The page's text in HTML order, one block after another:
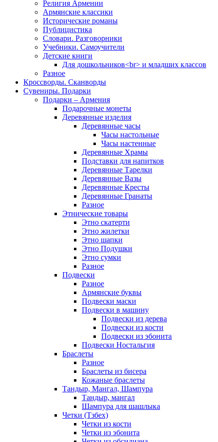
Религия Армении
Армянские классики
Исторические романы
Публицистика
Словари. Разговорники
Учебники. Самоучители
Детские книги
Для дошкольников<br> и младших классов
Разное
Кроссворды. Сканворды
Сувениры. Подарки
Подарки – Армения
Подарочные монеты
Деревянные изделия
Деревянные часы
Часы настольные
Часы настенные
Деревянные Храмы
Подставки для напитков
Деревянные Тарелки
Деревянные Вазы
Деревянные Кресты
Деревянные Гранаты
Разное
Этнические товары
Этно скатерти
Этно жилетки
Этно шапки
Этно Подушки
Этно сумки
Разное
Подвески
Разное
Армянские буквы
Подвески маски
Подвески в машину
Подвески из дерева
Подвески из кости
Подвески из эбонита
Подвески Ностальгия
Браслеты
Разное
Браслеты из бисера
Кожаные браслеты
Тандыр, Мангал, Шампура
Тандыр, мангал
Шампура для шашлыка
Четки (Тзбех)
Четки из кости
Четки из эбонита